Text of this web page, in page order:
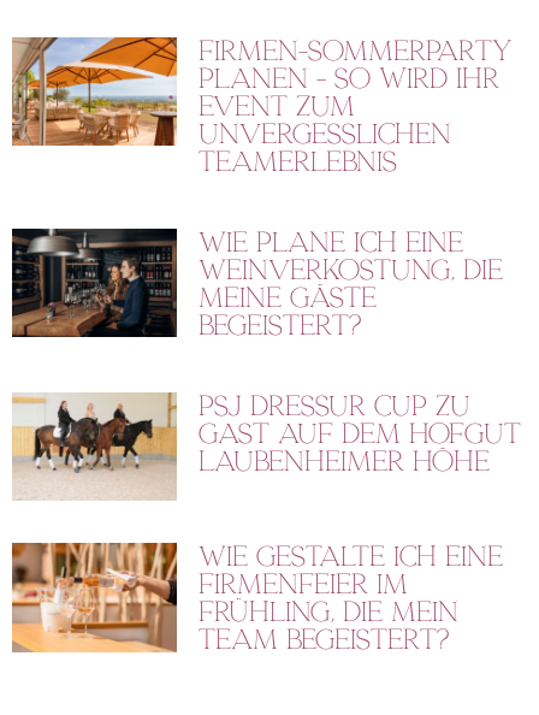
Firmen-Sommerparty
planen – So wird Ihr
Event zum
unvergesslichen
Teamerlebnis
Wie plane ich eine
Weinverkostung, die
meine Gäste
begeistert?
PSJ Dressur Cup zu
Gast auf dem Hofgut
Laubenheimer Höhe
Wie gestalte ich eine
Firmenfeier im
Frühling, die mein
Team begeistert?